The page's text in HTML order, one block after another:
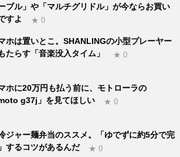
ブル」や「マルチグリドル」が今ならお買い
すよ
★ 0
ホは置いとこ。SHANLINGの小型プレーヤー
たらす「音楽没入タイム」
★ 0
ホに20万円も払う前に、モトローラの
moto g37j」を見てほしい
★ 0
ジャー麺弁当のススメ。「ゆでずに約5分で完
するコツがあるんだ
★ 0